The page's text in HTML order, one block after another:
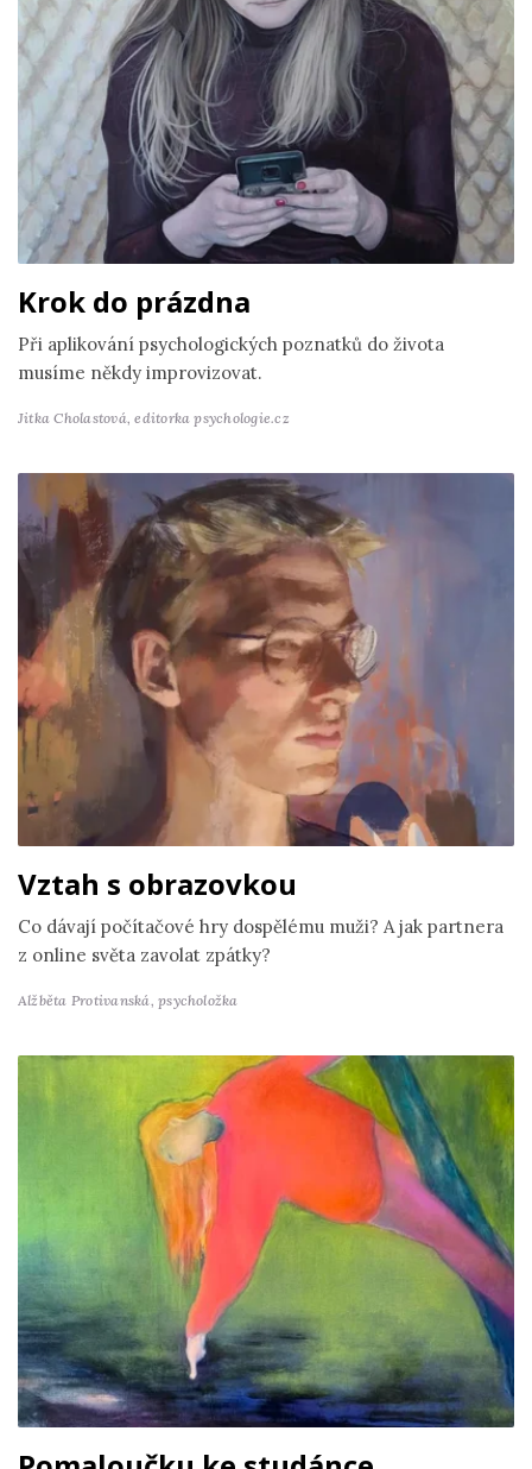
Krok do prázdna
Při aplikování psychologických poznatků do života
musíme někdy improvizovat.
Jitka Cholastová,editorka psychologie.cz
Vztah s obrazovkou
Co dávají počítačové hry dospělému muži? A jak partnera
z online světa zavolat zpátky?
Alžběta Protivanská,psycholožka